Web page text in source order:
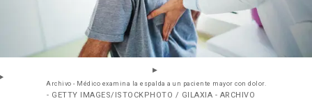
Archivo - Médico examina la espalda a un paciente mayor con dolor.
- GETTY IMAGES/ISTOCKPHOTO / GILAXIA - ARCHIVO